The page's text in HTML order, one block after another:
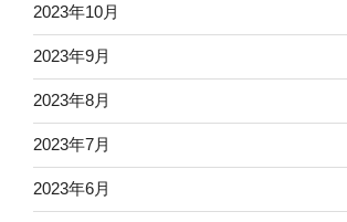
2023年10月
2023年9月
2023年8月
2023年7月
2023年6月